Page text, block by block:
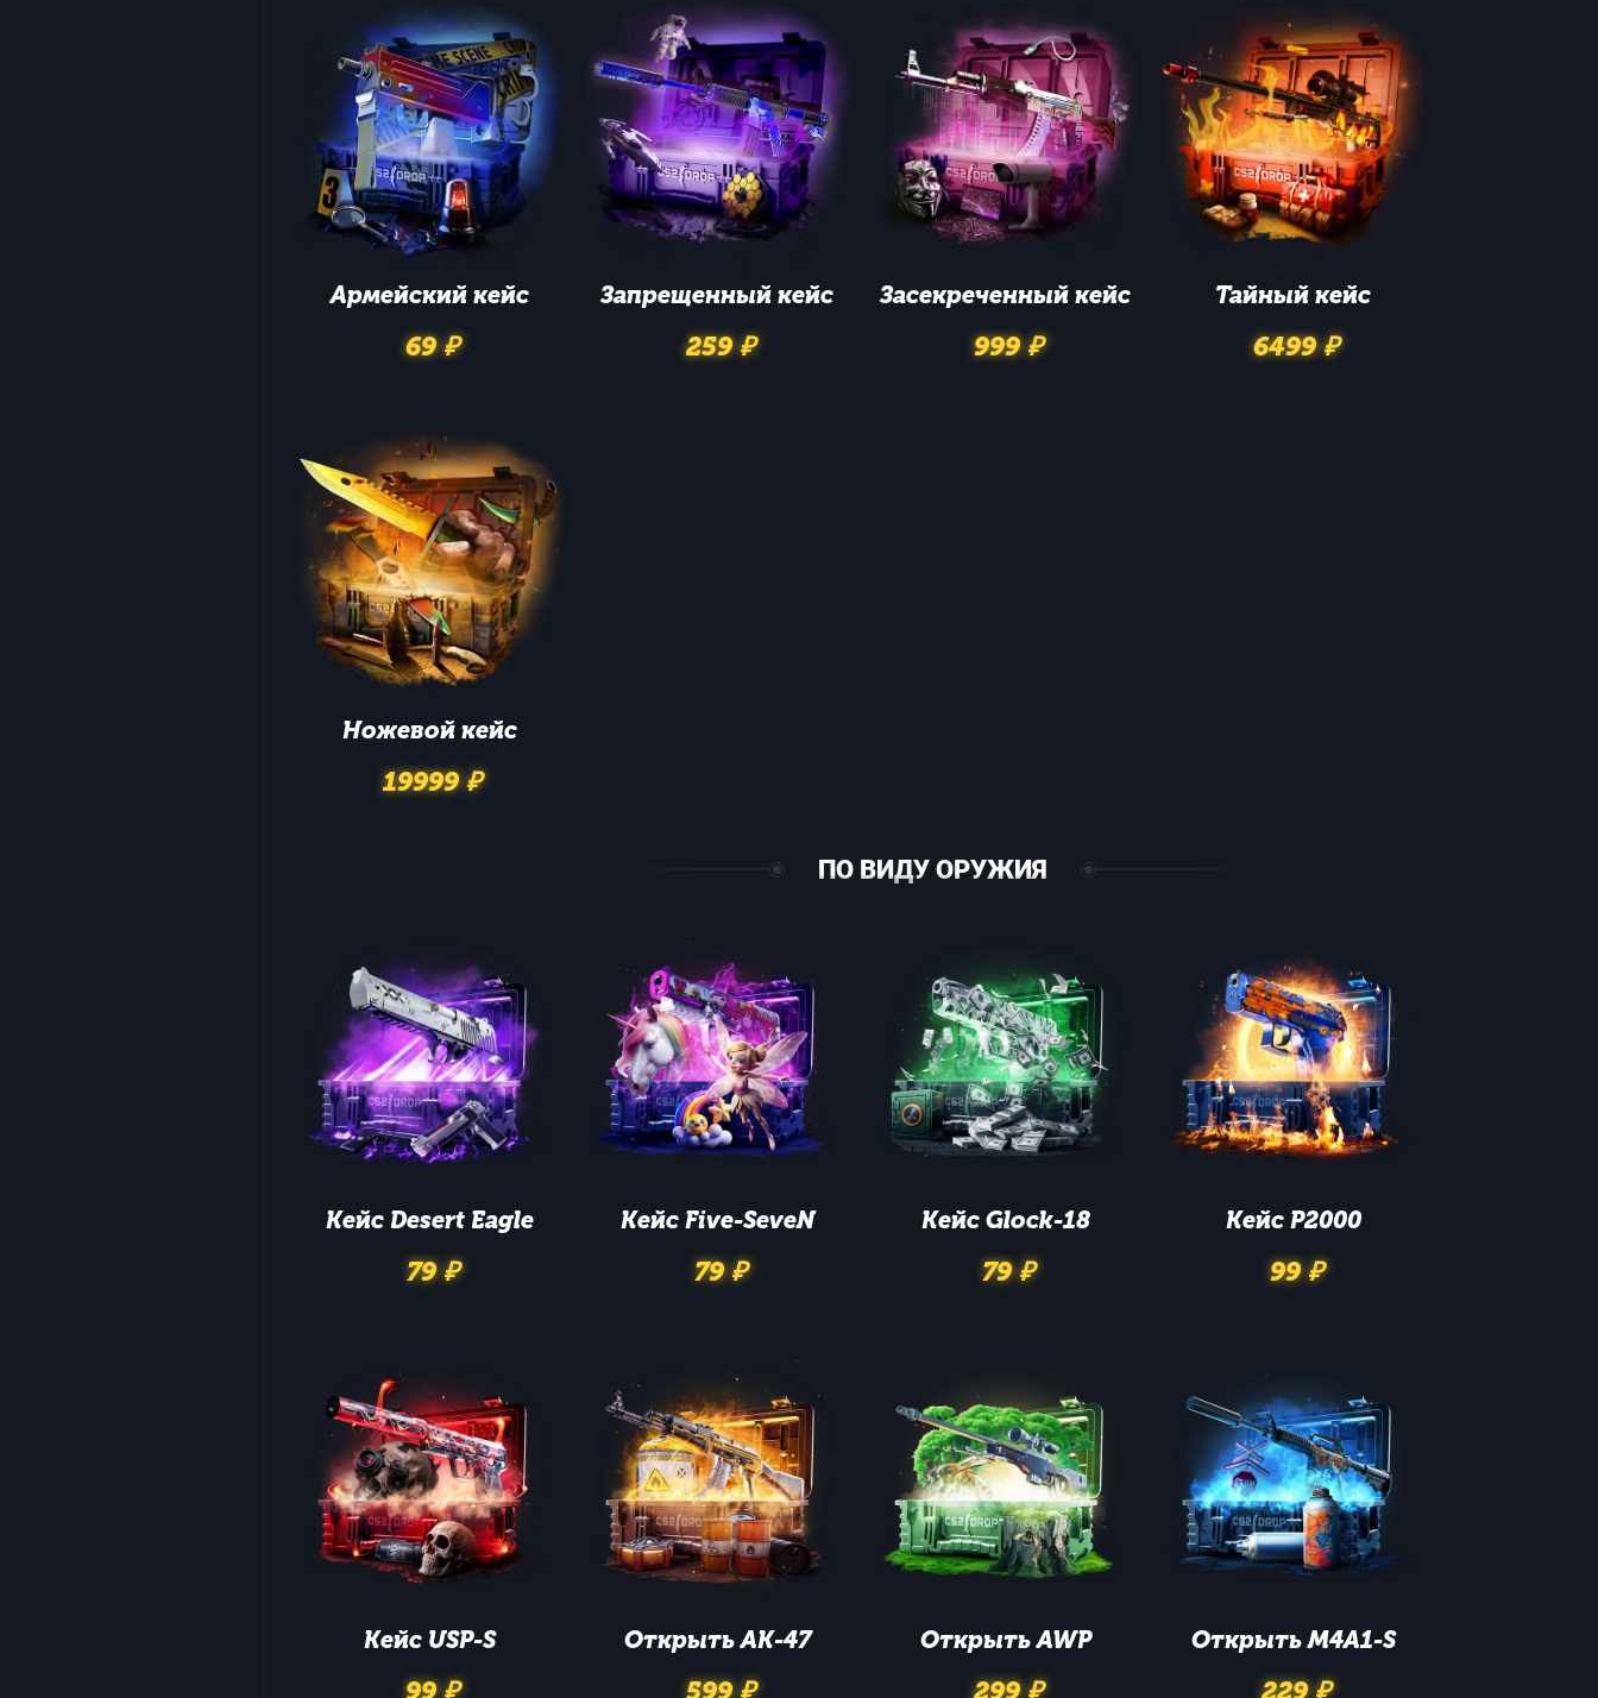
Армейский кейс
69 ₽
Запрещенныйкейс
259 ₽
Засекреченныйкейс
999 ₽
Тайныйкейс
6499 ₽
Ножевой кейс
19999 ₽
ПО ВИДУ ОРУЖИЯ
Кейс Desert Eagle
79 ₽
Кейс Five-SeveN
79 ₽
Кейс Glock-18
79 ₽
Кейс P2000
99 ₽
Кейс USP-S
99 ₽
ОткрытьAK-47
599 ₽
ОткрытьAWP
299 ₽
ОткрытьM4A1-S
229 ₽